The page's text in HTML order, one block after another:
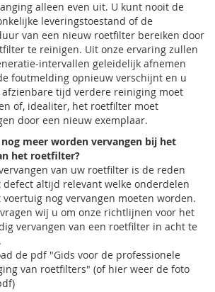
alleen even uit. U kunt nooit de
leveringstoestand of de
van een nieuw roetfilter bereiken door
te reinigen. Uit onze ervaring zullen
intervallen geleidelijk afnemen
foutmelding opnieuw verschijnt en u
tijd verdere reiniging moet
of, idealiter, het roetfilter moet
door een nieuw exemplaar.
meer worden vervangen bij het
het roetfilter?
van uw roetfilter is de reden
defect altijd relevant welke onderdelen
voertuig nog vervangen moeten worden.
wij u om onze richtlijnen voor het
vervangen van een roetfilter in acht te
de pdf "Gids voor de professionele
van roetfilters" (of hier weer de foto